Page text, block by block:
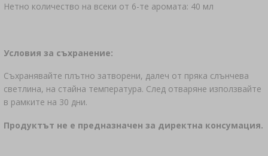
Нетно количество на всеки от 6-те аромата: 40 мл
Условия за съхранение:
Съхранявайте плътно затворени, далеч от пряка слънчева
светлина, на стайна температура. След отваряне използвайте
в рамките на 30 дни.
Продуктът не е предназначен за директна консумация.